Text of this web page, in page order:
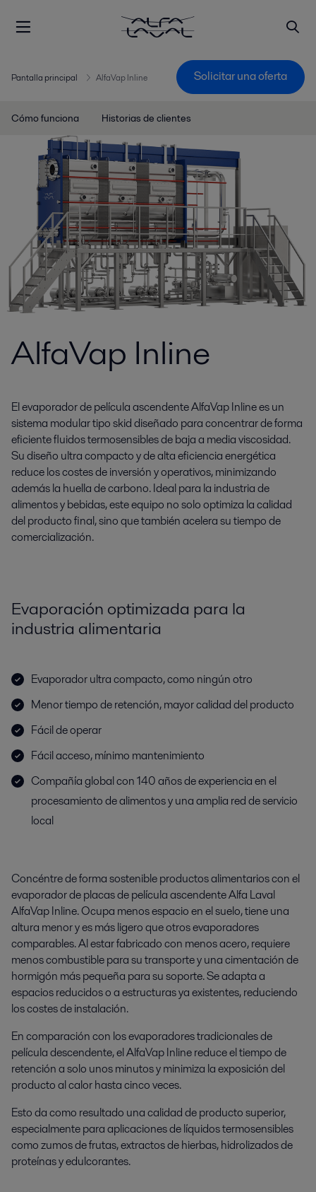
Pantalla principal AlfaVap Inline Solicitar una oferta
Cómo funciona Historias de clientes
AlfaVap Inline
El evaporador de película ascendente AlfaVap Inline es un
sistema modular tipo skid diseñado para concentrar de forma
eficiente fluidos termosensibles de baja a media viscosidad.
Su diseño ultra compacto y de alta eficiencia energética
reduce los costes de inversión y operativos, minimizando
además la huella de carbono. Ideal para la industria de
alimentos y bebidas, este equipo no solo optimiza la calidad
del producto final, sino que también acelera su tiempo de
comercialización.
Evaporación optimizada para la
industria alimentaria
Evaporador ultra compacto, como ningún otro
Menor tiempo de retención, mayor calidad del producto
Fácil de operar
Fácil acceso, mínimo mantenimiento
Compañía global con 140 años de experiencia en el
procesamiento de alimentos y una amplia red de servicio
local
Concéntre de forma sostenible productos alimentarios con el
evaporador de placas de película ascendente Alfa Laval
AlfaVap Inline. Ocupa menos espacio en el suelo, tiene una
altura menor y es más ligero que otros evaporadores
comparables. Al estar fabricado con menos acero, requiere
menos combustible para su transporte y una cimentación de
hormigón más pequeña para su soporte. Se adapta a
espacios reducidos o a estructuras ya existentes, reduciendo
los costes de instalación.
En comparación con los evaporadores tradicionales de
película descendente, el AlfaVap Inline reduce el tiempo de
retención a solo unos minutos y minimiza la exposición del
producto al calor hasta cinco veces.
Esto da como resultado una calidad de producto superior,
especialmente para aplicaciones de líquidos termosensibles
como zumos de frutas, extractos de hierbas, hidrolizados de
proteínas y edulcorantes.